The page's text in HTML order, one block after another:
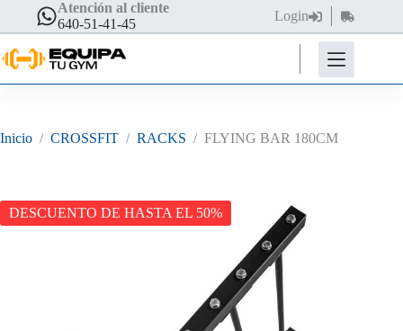
contenido
Atención al cliente
640-51-41-45
Login
Carro
de
compra
Inicio / CROSSFIT / RACKS / FLYING BAR 180CM
DESCUENTO DE HASTA EL 50%